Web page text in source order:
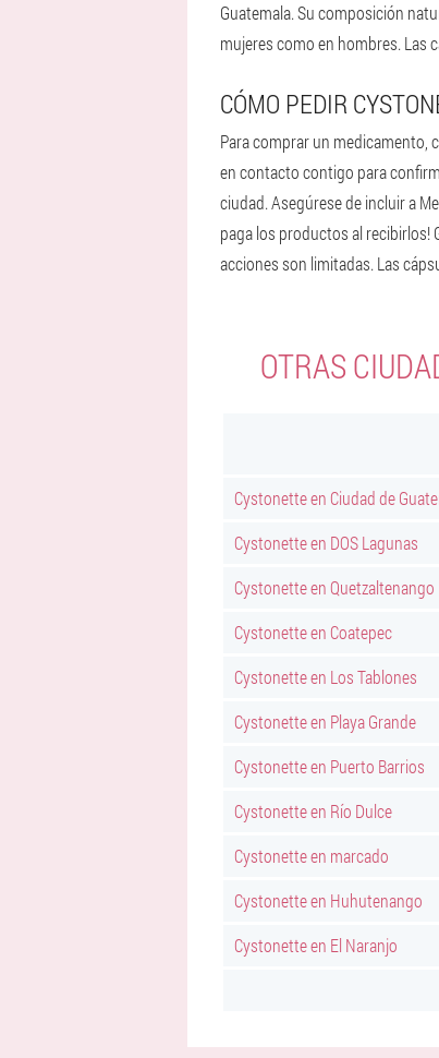
Guatemala. Su composición
mujeres como en hombres. Las
CÓMO PEDIR
Para comprar un medicamento,
en contacto contigo para
ciudad. Asegúrese de incluir a
paga los productos al recibirlos!
acciones son limitadas. Las
OTRAS
Cystonette en Ciudad de
Cystonette en DOS Lagunas
Cystonette en Quetzaltenango
Cystonette en Coatepec
Cystonette en Los Tablones
Cystonette en Playa Grande
Cystonette en Puerto Barrios
Cystonette en Río Dulce
Cystonette en marcado
Cystonette en Huhutenango
Cystonette en El Naranjo